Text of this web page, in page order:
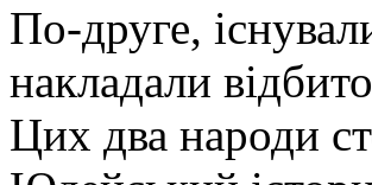
По-друге,
накладали
Цих два народи